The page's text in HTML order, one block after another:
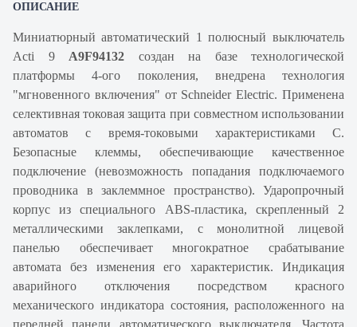
ОПИСАНИЕ
Миниатюрный автоматический 1 полюсный выключатель
Acti 9 A9F94132 создан на базе технологической
платформы 4-ого поколения, внедрена технология
"мгновенного включения" от Schneider Electric. Применена
селективная токовая защита при совместном использовании
автоматов с время-токовыми характеристиками C.
Безопасные клеммы, обеспечивающие качественное
подключение (невозможность попадания подключаемого
проводника в заклеммное пространство). Ударопрочный
корпус из специального ABS-пластика, скрепленный 2
металлическими заклепками, с монолитной лицевой
панелью обеспечивает многократное срабатывание
автомата без изменения его характеристик. Индикация
аварийного отключения посредством красного
механического индикатора состояния, расположенного на
передней панели автоматического выключателя. Частота